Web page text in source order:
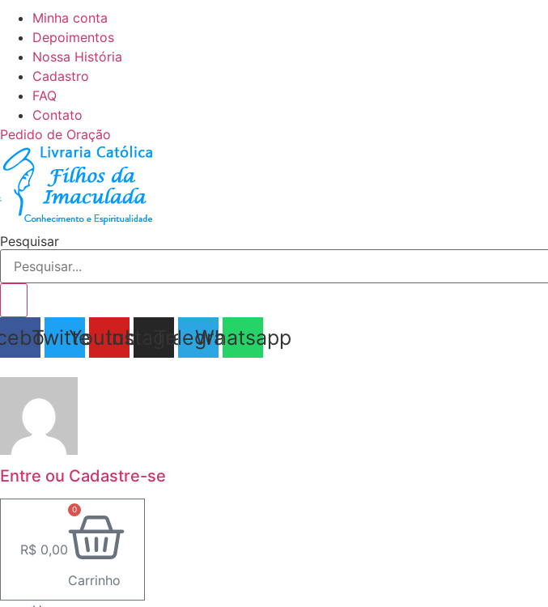
Minha conta
Depoimentos
Nossa História
Cadastro
FAQ
Contato
Pedido de Oração
Pesquisar
TwitterYoutubeInstagramTelegram
Whatsapp
Entre ou Cadastre-se
R$ 0,00
0
Carrinho